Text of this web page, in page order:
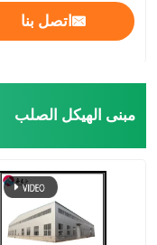
القضايا
ورشة الهياكل
اتصل بنا
مبنى الهيكل الصلب